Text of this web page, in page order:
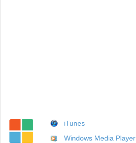
iTunes
Windows Media Player